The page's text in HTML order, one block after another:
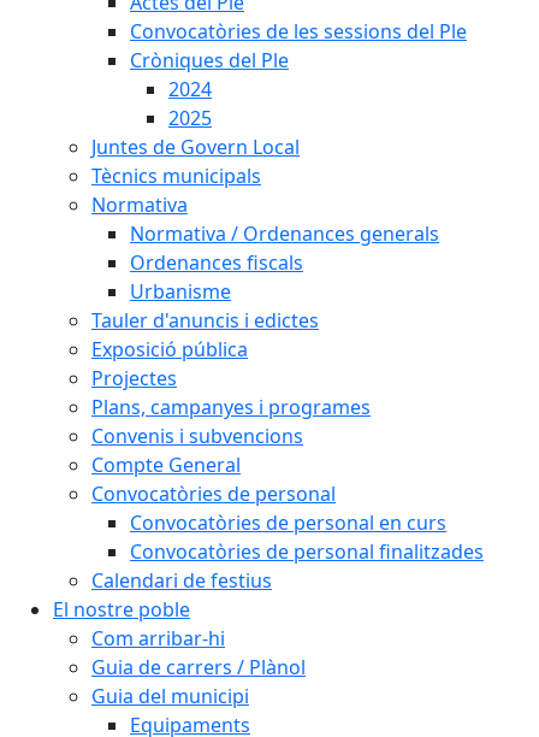
Convocatòries de les sessions del Ple
Cròniques del Ple
2024
2025
Juntes de Govern Local
Tècnics municipals
Normativa
Normativa / Ordenances generals
Ordenances fiscals
Urbanisme
Tauler d'anuncis i edictes
Exposició pública
Projectes
Plans, campanyes i programes
Convenis i subvencions
Compte General
Convocatòries de personal
Convocatòries de personal en curs
Convocatòries de personal finalitzades
Calendari de festius
El nostre poble
Com arribar-hi
Guia de carrers / Plànol
Guia del municipi
Equipaments